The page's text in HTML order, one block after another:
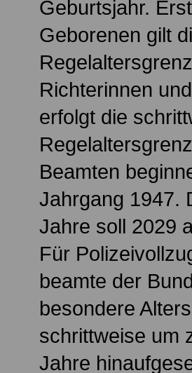
Geburtsjahr.
Geborenen gilt
Richterinnen
erfolgt die
Beamten
Jahrgang 1947.
Jahre soll 2029
Für
beamte der
besondere
schrittweise um
Jahre